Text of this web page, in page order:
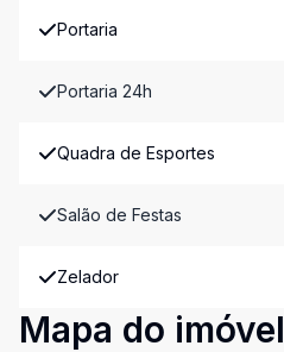
Portaria
Portaria 24h
Quadra de Esportes
Salão de Festas
Zelador
Mapa do imóvel